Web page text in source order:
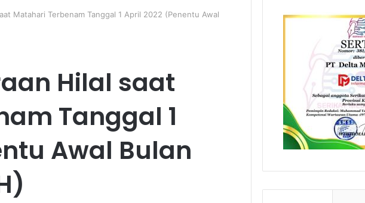
Matahari Terbenam Tanggal 1 April 2022 (Penentu Awal
Hilal saat
Tanggal 1
Awal Bulan